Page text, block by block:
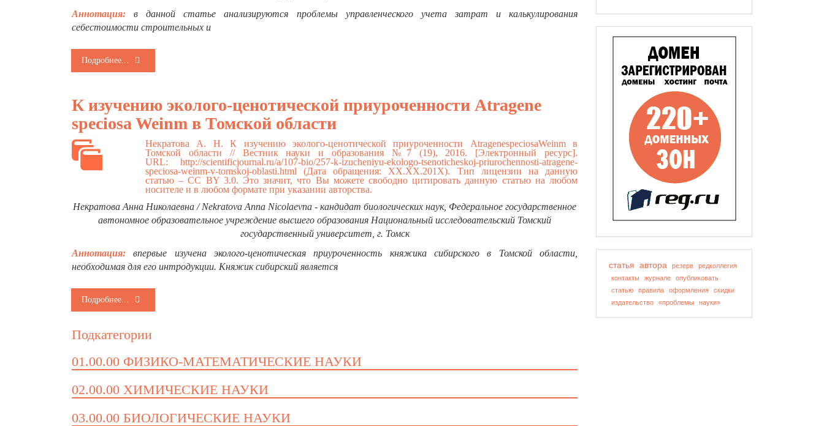
Аннотация: в данной статье анализируются проблемы управленческого учета затрат и калькулирования
себестоимости строительных и
Подробнее...
К изучению эколого-ценотической приуроченности Atragene
speciosa Weinm в Томской области
Некратова А. Н. К изучению эколого-ценотической приуроченности AtragenespeciosaWeinm в
Томской области // Вестник науки и образования №7 (19), 2016. [Электронный ресурс].
URL: http://scientificjournal.ru/a/107-bio/257-k-izucheniyu-ekologo-tsenoticheskoj-priurochennosti-atragene-
speciosa-weinm-v-tomskoj-oblasti.html (Дата обращения: ХХ.ХХ.201Х). Тип лицензии на данную
статью – CC BY 3.0. Это значит, что Вы можете свободно цитировать данную статью на любом
носителе и в любом формате при указании авторства.
Некратова Анна Николаевна / Nekratova Anna Nicolaevna - кандидат биологических наук, Федеральное государственное
автономное образовательное учреждение высшего образования Национальный исследовательский Томский
государственный университет, г. Томск
Аннотация: впервые изучена эколого-ценотическая приуроченность княжика сибирского в Томской области,
необходимая для его интродукции. Княжик сибирский является
Подробнее...
Подкатегории
01.00.00 ФИЗИКО-МАТЕМАТИЧЕСКИЕ НАУКИ
02.00.00 ХИМИЧЕСКИЕ НАУКИ
03.00.00 БИОЛОГИЧЕСКИЕ НАУКИ
статья автора резерв
редколлегия
контакты
журнале
опубликовать
статью
правила оформления
скидки
издательство
«проблемы науки»